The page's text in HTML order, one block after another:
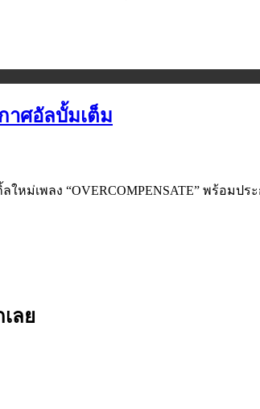
าศอัลบั้มเต็ม
ใหม่เพลง “OVERCOMPENSATE” พร้อมป
ลย